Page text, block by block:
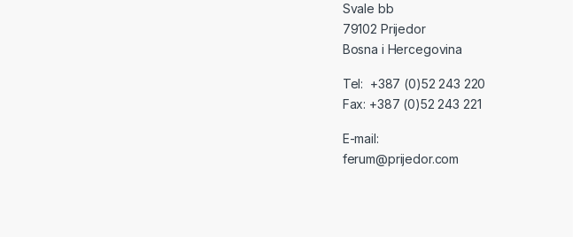
Svale bb
79102 Prijedor
Bosna i Hercegovina
Tel: +387 (0)52 243 220
Fax: +387 (0)52 243 221
E-mail:
ferum@prijedor.com